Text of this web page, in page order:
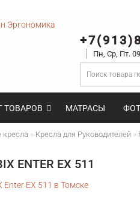
Пн, Ср, Пт.
ТОВАРОВ МАТРАСЫ
Кресла для Руководителей
ENTER EX 511